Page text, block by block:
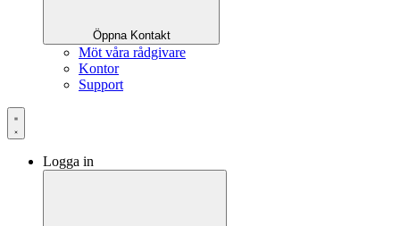
Öppna Kontakt
Möt våra rådgivare
Kontor
Support
Logga in